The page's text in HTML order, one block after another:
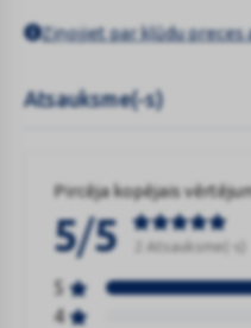
Ziņojiet par kļūdu preces
Atsauksme(-s)
Pircēja kopējais
5/5 2 Atsauksme(-s)
5
4